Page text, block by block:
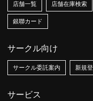
店舗一覧 店舗在庫検索
銀聯カード
サークル向け
サークル委託案内 新規
サービス